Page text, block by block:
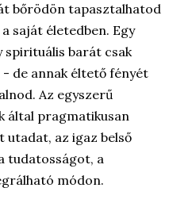
bőrödön tapasztalhatod
saját életedben. Egy
spirituális barát csak
de annak éltető fényét
Az egyszerű
által pragmatikusan
utadat, az igaz belső
tudatosságot, a
módon.